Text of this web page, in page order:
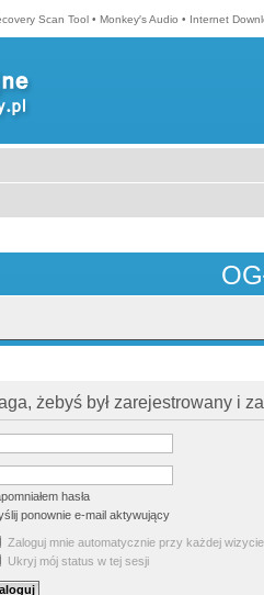
Scan Tool • Monkey′s Audio • Internet
żebyś był zarejestrowany i
hasła
ponownie e-mail aktywujący
Zaloguj mnie automatycznie przy każdej wizycie
Ukryj mój status w tej sesji